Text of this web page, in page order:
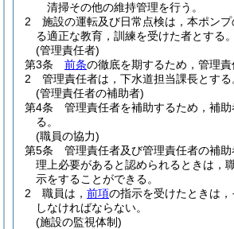
清掃その他の維持管理を行う。
2
施設の運転及び日常点検は，本ポン
る適正な教育，訓練を受けた者とする。
(管理責任者)
第3条
前条の徹底を期するため，管理責
2
管理責任者は，下水道担当課長とする
(管理責任者の補助者)
第4条
管理責任者を補助するため，補
る。
(職員の協力)
第5条
管理責任者及び管理責任者の補
理上必要があると認められるときは，
示をすることができる。
2
職員は， 前項の指示を受けたときは
しなければならない。
(施設の監視体制)